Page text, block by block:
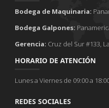
Bodega de Maquinaria:
Bodega Galpones:
Gerencia: Cruz del Sur #133,
HORARIO DE ATENCIÓN
Lunes a Viernes de 09:00 a
REDES SOCIALES